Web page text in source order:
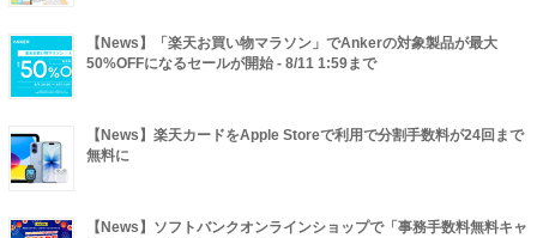
【News】「楽天お買い物マラソン」でAnkerの対象製品が最大
50%OFFになるセールが開始 - 8/11 1:59まで
【News】楽天カードをApple Storeで利用で分割手数料が24回まで
無料に
【News】ソフトバンクオンラインショップで「事務手数料無料キャ